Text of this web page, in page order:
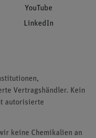
YouTube
LinkedIn
Vertragshändler. Kein
autorisierte
keine Chemikalien an